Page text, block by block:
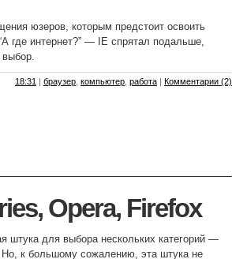
юзеров, которым предстоит освоить
где интернет?” — IE спрятал подальше,
выбор.
18:31 | браузер компьютер работа | Комментарии (2)
Opera, Firefox
штука для выбора нескольких категорий —
к большому сожалению, эта штука не